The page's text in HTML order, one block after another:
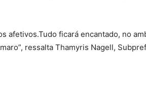
afetivos.Tudo ficará encantado, no
ressalta Thamyris Nagell,